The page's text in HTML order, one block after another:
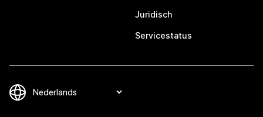
Juridisch
Servicestatus